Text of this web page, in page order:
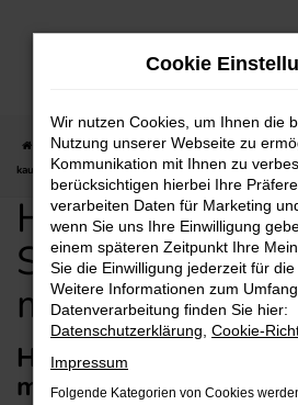
Zum
Startseite Stuttgart Hyundai
Hyundai
kaufen mit Lieferservice
Hyundai
Stuttgart
mit
Hyundai BAYON –
mit Lieferservice für
Cookie
Wir nutzen Cookies, um Ihnen die
Nutzung unserer Webseite zu
Kommunikation mit Ihnen zu
berücksichtigen hierbei Ihre
verarbeiten Daten für Marketing
wenn Sie uns Ihre Einwilligung
einem späteren Zeitpunkt Ihre
Sie die Einwilligung jederzeit für
Weitere Informationen zum
Datenverarbeitung finden Sie hier:
Datenschutzerklärung Cookie-
Impressum
Folgende Kategorien von Cookies